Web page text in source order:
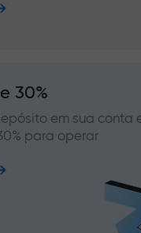
30%
em sua conta
para operar